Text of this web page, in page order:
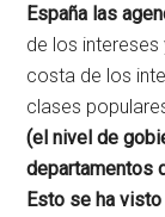
España las
de los
costa de los
clases
(el nivel de
departamentos
Esto se ha